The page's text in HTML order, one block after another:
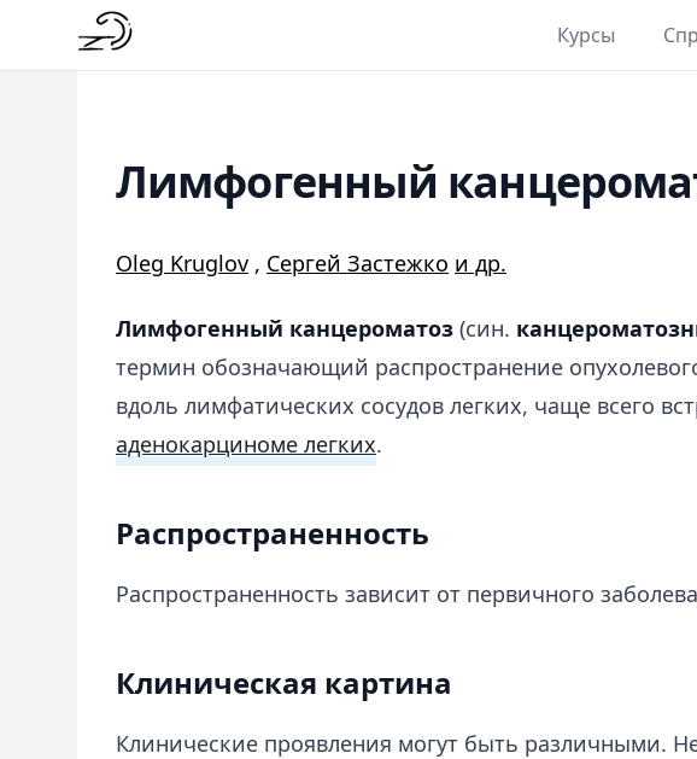
Курсы
Лимфогенный
Oleg Kruglov , Сергей Застежко и др.
Лимфогенный канцероматоз (син.
термин обозначающий распространение
вдоль лимфатических сосудов легких, чаще всего
аденокарциноме легких.
Распространенность
Распространенность зависит от первичного
Клиническая картина
Клинические проявления могут быть различными.